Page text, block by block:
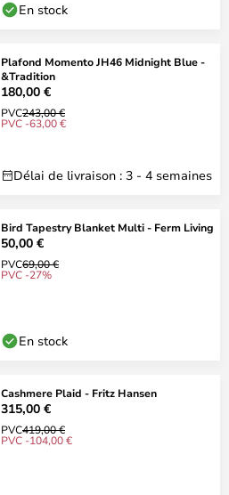
En stock
Plafond Momento JH46 Midnight Blue -
&Tradition
180,00 €
PVC243,00 €
PVC -63,00 €
Délai de livraison : 3 - 4 semaines
Bird Tapestry Blanket Multi - Ferm Living
50,00 €
PVC69,00 €
PVC -27%
En stock
Cashmere Plaid - Fritz Hansen
315,00 €
PVC419,00 €
PVC -104,00 €